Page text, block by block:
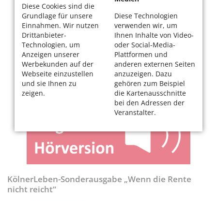
Diese Cookies sind die
Grundlage für unsere
Einnahmen. Wir nutzen
Drittanbieter-
Technologien, um
Anzeigen unserer
Werbekunden auf der
Webseite einzustellen
und sie Ihnen zu
zeigen.
Diese Technologien
verwenden wir, um
Ihnen Inhalte von Video-
oder Social-Media-
Plattformen und
anderen externen Seiten
anzuzeigen. Dazu
gehören zum Beispiel
die Kartenausschnitte
bei den Adressen der
Veranstalter.
KölnerLeben-Sonderausgabe „Wenn die Rente
nicht reicht“